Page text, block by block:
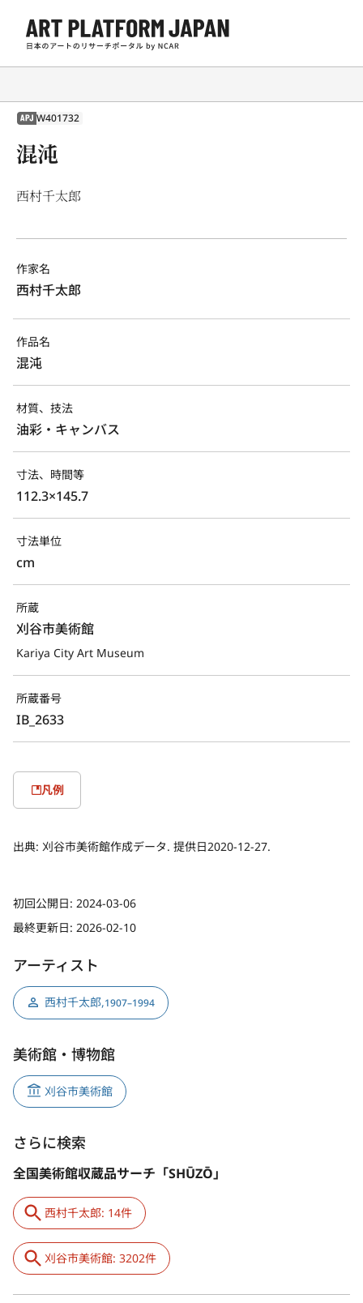
APJ W401732
混沌
西村千太郎
作家名
西村千太郎
作品名
混沌
材質、技法
油彩・キャンバス
寸法、時間等
112.3×145.7
寸法単位
cm
所蔵
刈谷市美術館
Kariya City Art Museum
所蔵番号
IB_2633
凡例
出典: 刈谷市美術館作成データ. 提供日2020-12-27.
初回公開日: 2024-03-06
最終更新日: 2026-02-10
アーティスト
西村千太郎,1907–1994
美術館・博物館
刈谷市美術館
さらに検索
全国美術館収蔵品サーチ「SHŪZŌ」
西村千太郎: 14件
刈谷市美術館: 3202件